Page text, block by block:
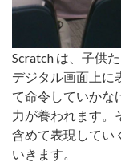
Scratch は、子供
デジタル画面上に
て命令していかな
力が養われます。
含めて表現してい
いきます。